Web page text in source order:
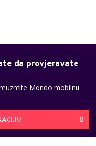
da provjeravate
Mondo mobilnu